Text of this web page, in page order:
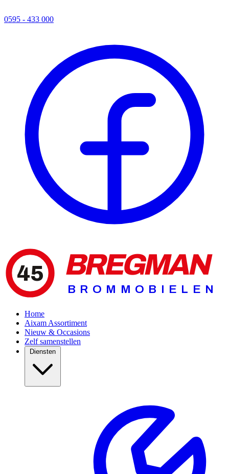
0595 - 433 000
45 BREGMAN
BROMMOBIELEN
Home
Aixam Assortiment
Nieuw & Occasions
Zelf samenstellen
Diensten